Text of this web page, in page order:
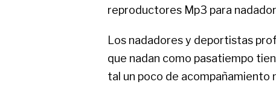
reproductores Mp3 para
Los nadadores y deportistas
que nadan como pasatiempo
tal un poco de acompañamiento